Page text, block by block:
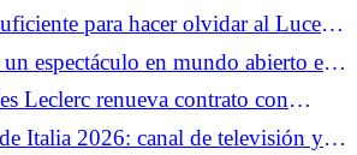
para hacer olvidar al Luce:
harán vibrar al F80, 12Cilindri y
espectáculo en mundo abierto en
Leclerc renueva contrato con
de 2030
Italia 2026: canal de televisión y